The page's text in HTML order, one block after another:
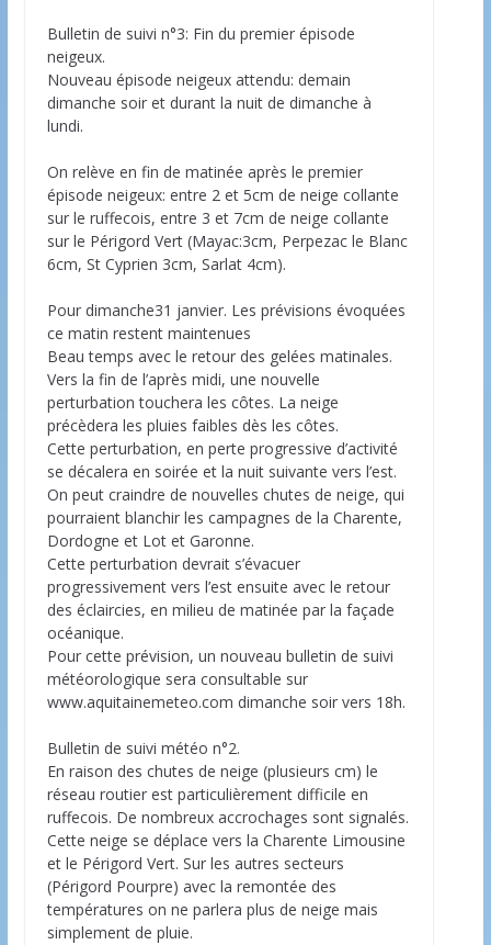
Bulletin de suivi n°3: Fin du premier épisode
neigeux.
Nouveau épisode neigeux attendu: demain
dimanche soir et durant la nuit de dimanche à
lundi.
On relève en fin de matinée après le premier
épisode neigeux: entre 2 et 5cm de neige collante
sur le ruffecois, entre 3 et 7cm de neige collante
sur le Périgord Vert (Mayac:3cm, Perpezac le Blanc
6cm, St Cyprien 3cm, Sarlat 4cm).
Pour dimanche31 janvier. Les prévisions évoquées
ce matin restent maintenues
Beau temps avec le retour des gelées matinales.
Vers la fin de l’après midi, une nouvelle
perturbation touchera les côtes. La neige
précèdera les pluies faibles dès les côtes.
Cette perturbation, en perte progressive d’activité
se décalera en soirée et la nuit suivante vers l’est.
On peut craindre de nouvelles chutes de neige, qui
pourraient blanchir les campagnes de la Charente,
Dordogne et Lot et Garonne.
Cette perturbation devrait s’évacuer
progressivement vers l’est ensuite avec le retour
des éclaircies, en milieu de matinée par la façade
océanique.
Pour cette prévision, un nouveau bulletin de suivi
météorologique sera consultable sur
www.aquitainemeteo.com dimanche soir vers 18h.
Bulletin de suivi météo n°2.
En raison des chutes de neige (plusieurs cm) le
réseau routier est particulièrement difficile en
ruffecois. De nombreux accrochages sont signalés.
Cette neige se déplace vers la Charente Limousine
et le Périgord Vert. Sur les autres secteurs
(Périgord Pourpre) avec la remontée des
températures on ne parlera plus de neige mais
simplement de pluie.